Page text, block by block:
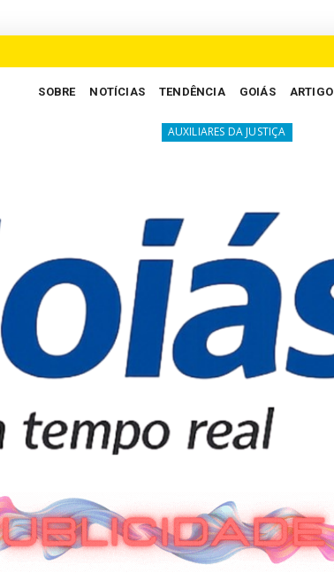
SOBRE NOTÍCIAS TENDÊNCIA GOIÁS
AUXILIARES DA JUSTIÇA A luta silenciosa dos